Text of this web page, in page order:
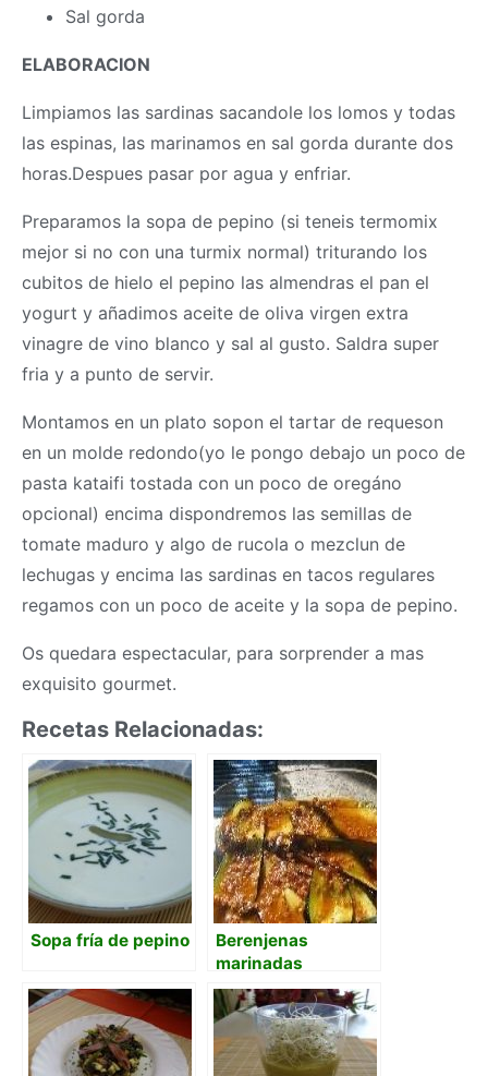
Sal gorda
ELABORACION
Limpiamos las sardinas sacandole los lomos y todas
las espinas, las marinamos en sal gorda durante dos
horas.Despues pasar por agua y enfriar.
Preparamos la sopa de pepino (si teneis termomix
mejor si no con una turmix normal) triturando los
cubitos de hielo el pepino las almendras el pan el
yogurt y añadimos aceite de oliva virgen extra
vinagre de vino blanco y sal al gusto. Saldra super
fria y a punto de servir.
Montamos en un plato sopon el tartar de requeson
en un molde redondo(yo le pongo debajo un poco de
pasta kataifi tostada con un poco de oregáno
opcional) encima dispondremos las semillas de
tomate maduro y algo de rucola o mezclun de
lechugas y encima las sardinas en tacos regulares
regamos con un poco de aceite y la sopa de pepino.
Os quedara espectacular, para sorprender a mas
exquisito gourmet.
Recetas Relacionadas:
Sopa fría de pepino
Berenjenas
marinadas